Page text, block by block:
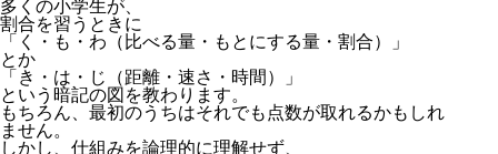
多くの小学生が、
割合を習うときに
「く・も・わ（比べる量・もとにする量・割合）」
とか
「き・は・じ（距離・速さ・時間）」
という暗記の図を教わります。
もちろん、最初のうちはそれでも点数が取れるかもしれ
ません。
しかし、仕組みを論理的に理解せず、